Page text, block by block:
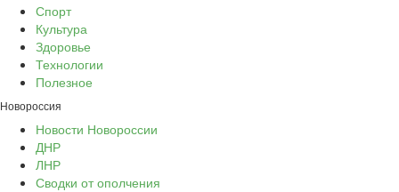
Спорт
Культура
Здоровье
Технологии
Полезное
Новороссия
Новости Новороссии
ДНР
ЛНР
Сводки от ополчения